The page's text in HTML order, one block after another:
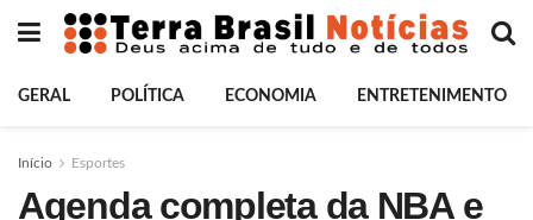
GERAL POLÍTICA ECONOMIA ENTRETENIMENTO
Início Esportes
Agenda completa da NBA e